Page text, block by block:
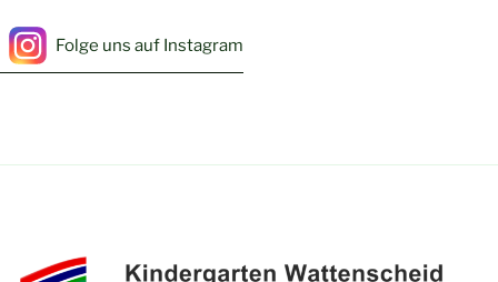
Folge uns auf Instagram